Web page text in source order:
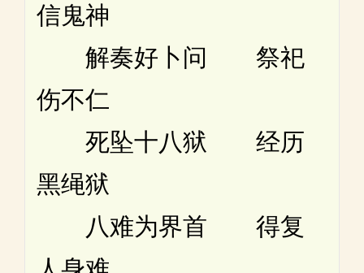
信鬼神
解奏好卜问 祭祀
伤不仁
死坠十八狱 经历
黑绳狱
八难为界首 得复